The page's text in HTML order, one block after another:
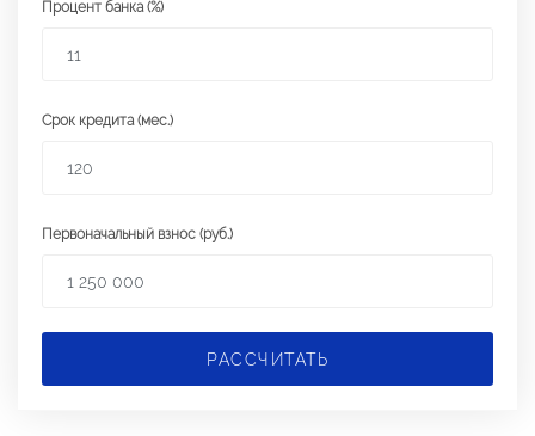
Процент банка (%)
Срок кредита (мес.)
Первоначальный взнос (руб.)
РАССЧИТАТЬ